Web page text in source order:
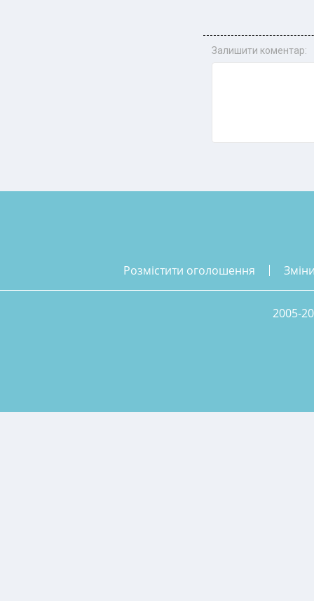
Залишити коментар:
розмістити оголошення
2005-